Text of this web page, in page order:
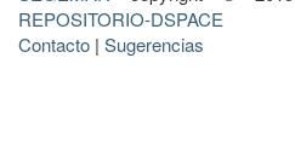
REPOSITORIO-DSPACE
Contacto | Sugerencias